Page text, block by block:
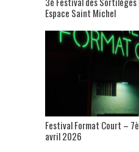
Espace Saint Michel
Festival Format Court –
avril 2026